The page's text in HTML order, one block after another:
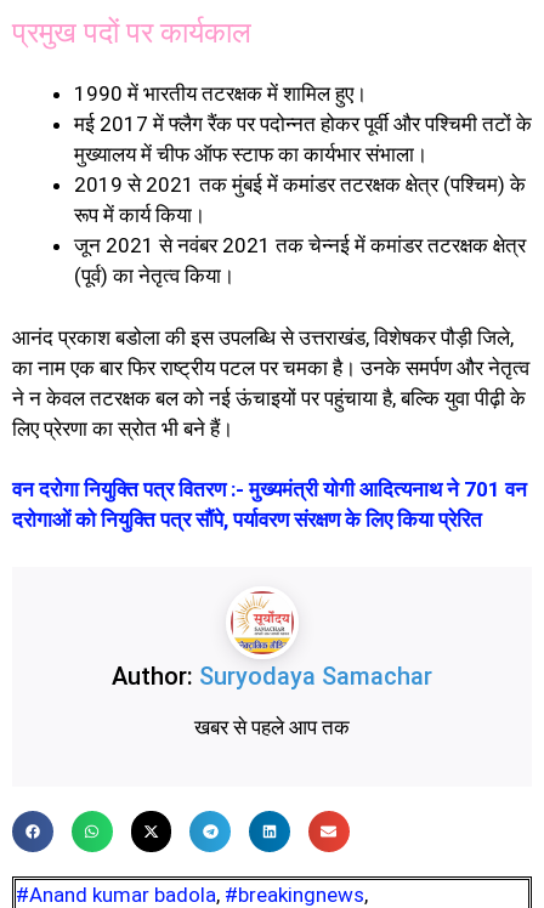
प्रमुख पदों पर कार्यकाल
1990 में भारतीय तटरक्षक में शामिल हुए।
मई 2017 में फ्लैग रैंक पर पदोन्नत होकर पूर्वी और पश्चिमी तटों के
मुख्यालय में चीफ ऑफ स्टाफ का कार्यभार संभाला।
2019 से 2021 तक मुंबई में कमांडर तटरक्षक क्षेत्र (पश्चिम) के
रूप में कार्य किया।
जून 2021 से नवंबर 2021 तक चेन्नई में कमांडर तटरक्षक क्षेत्र
(पूर्व) का नेतृत्व किया।
आनंद प्रकाश बडोला की इस उपलब्धि से उत्तराखंड, विशेषकर पौड़ी जिले,
का नाम एक बार फिर राष्ट्रीय पटल पर चमका है। उनके समर्पण और नेतृत्व
ने न केवल तटरक्षक बल को नई ऊंचाइयों पर पहुंचाया है, बल्कि युवा पीढ़ी के
लिए प्रेरणा का स्रोत भी बने हैं।
वन दरोगा नियुक्ति पत्र वितरण :- मुख्यमंत्री योगी आदित्यनाथ ने 701 वन
दरोगाओं को नियुक्ति पत्र सौंपे, पर्यावरण संरक्षण के लिए किया प्रेरित
Author: Suryodaya Samachar
खबर से पहले आप तक
#Anand kumar badola, #breakingnews,